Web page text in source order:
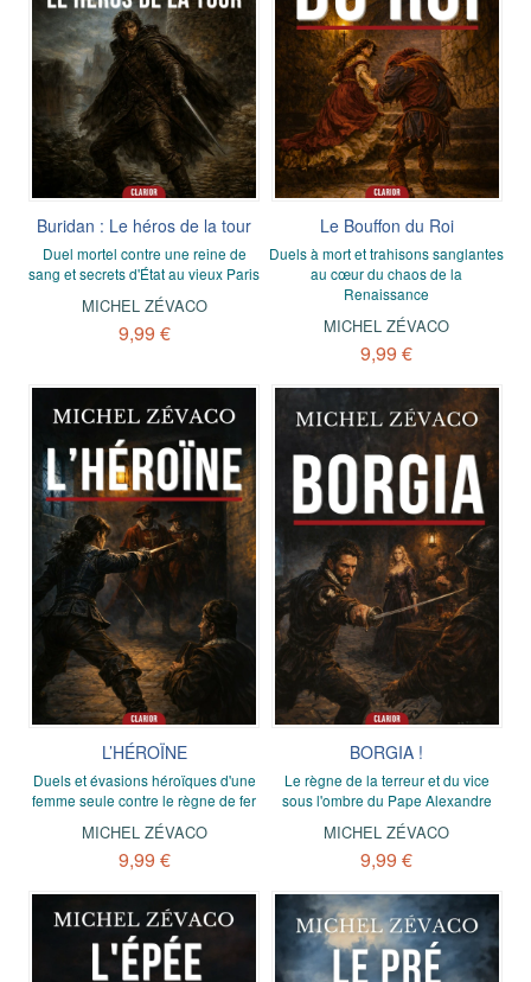
Buridan : Le héros de la tour
Duel mortel contre une reine de
sang et secrets d'État au vieux Paris
MICHEL ZÉVACO
9,99 €
Le Bouffon du Roi
Duels à mort et trahisons sanglantes
au cœur du chaos de la
Renaissance
MICHEL ZÉVACO
9,99 €
L’HÉROÏNE
Duels et évasions héroïques d'une
femme seule contre le règne de fer
MICHEL ZÉVACO
9,99 €
BORGIA !
Le règne de la terreur et du vice
sous l'ombre du Pape Alexandre
MICHEL ZÉVACO
9,99 €